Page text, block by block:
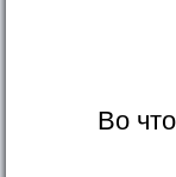
Во